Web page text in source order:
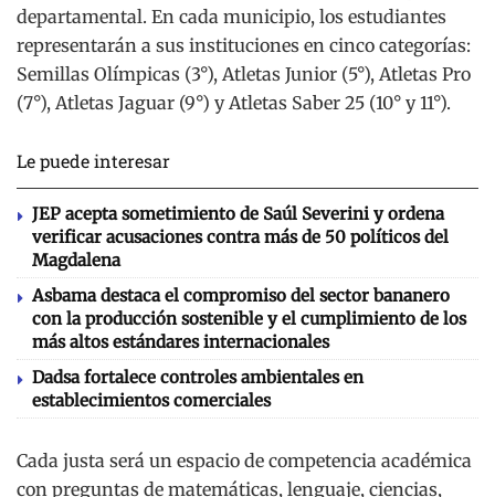
departamental. En cada municipio, los estudiantes
representarán a sus instituciones en cinco categorías:
Semillas Olímpicas (3°), Atletas Junior (5°), Atletas Pro
(7°), Atletas Jaguar (9°) y Atletas Saber 25 (10° y 11°).
Le puede interesar
JEP acepta sometimiento de Saúl Severini y ordena
verificar acusaciones contra más de 50 políticos del
Magdalena
Asbama destaca el compromiso del sector bananero
con la producción sostenible y el cumplimiento de los
más altos estándares internacionales
Dadsa fortalece controles ambientales en
establecimientos comerciales
Cada justa será un espacio de competencia académica
con preguntas de matemáticas, lenguaje, ciencias,